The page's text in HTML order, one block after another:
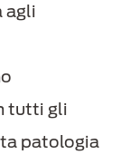
agli
tutti gli
patologia